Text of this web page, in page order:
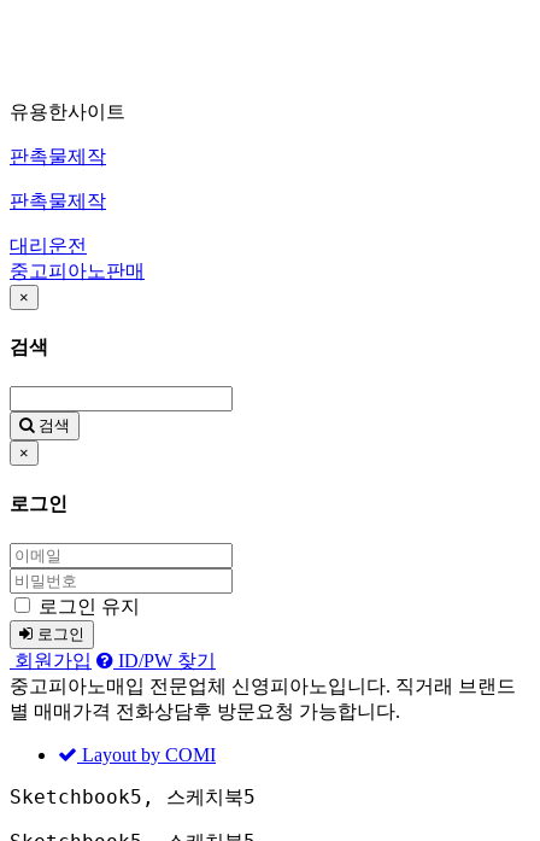
유용한사이트
판촉물제작
판촉물제작
대리운전
중고피아노판매
×
검색
검색
×
로그인
로그인 유지
로그인
회원가입
ID/PW 찾기
중고피아노매입 전문업체 신영피아노입니다. 직거래 브랜드
별 매매가격 전화상담후 방문요청 가능합니다.
Layout by COMI
Sketchbook5, 스케치북5